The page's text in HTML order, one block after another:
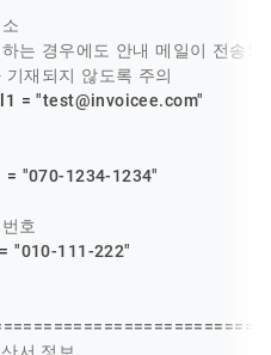
는 경우에도 안내 메일이 전송되
재되지 않도록 주의
=
"test@invoicee.com"
=
"070-1234-1234"
호
=
"010-111-222"
서 정보